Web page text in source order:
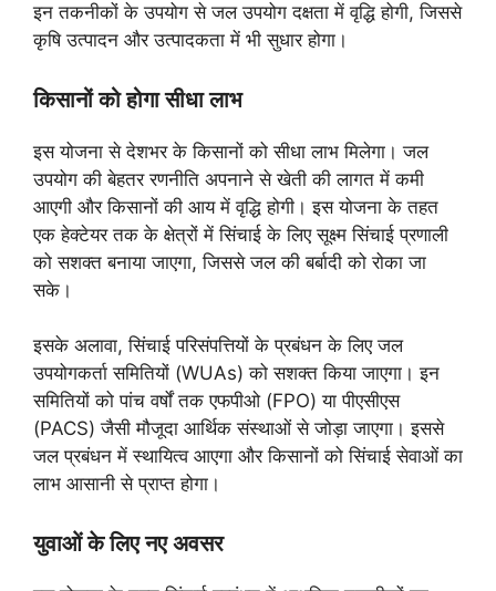
इन तकनीकों के उपयोग से जल उपयोग दक्षता में वृद्धि होगी, जिससे
कृषि उत्पादन और उत्पादकता में भी सुधार होगा।
किसानों को होगा सीधा लाभ
इस योजना से देशभर के किसानों को सीधा लाभ मिलेगा। जल
उपयोग की बेहतर रणनीति अपनाने से खेती की लागत में कमी
आएगी और किसानों की आय में वृद्धि होगी। इस योजना के तहत
एक हेक्टेयर तक के क्षेत्रों में सिंचाई के लिए सूक्ष्म सिंचाई प्रणाली
को सशक्त बनाया जाएगा, जिससे जल की बर्बादी को रोका जा
सके।
इसके अलावा, सिंचाई परिसंपत्तियों के प्रबंधन के लिए जल
उपयोगकर्ता समितियों (WUAs) को सशक्त किया जाएगा। इन
समितियों को पांच वर्षों तक एफपीओ (FPO) या पीएसीएस
(PACS) जैसी मौजूदा आर्थिक संस्थाओं से जोड़ा जाएगा। इससे
जल प्रबंधन में स्थायित्व आएगा और किसानों को सिंचाई सेवाओं का
लाभ आसानी से प्राप्त होगा।
युवाओं के लिए नए अवसर